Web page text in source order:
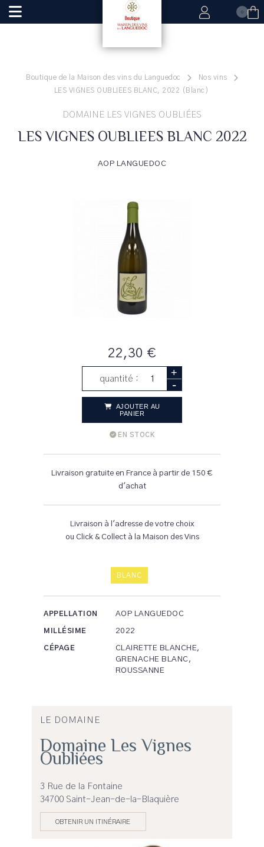
0
Boutique de la Maison des vins du Languedoc
Nos vins
LES VIGNES OUBLIEES BLANC, 2022 (Blanc)
DOMAINE LES VIGNES OUBLIÉES
LES VIGNES OUBLIEES BLANC 2022
AOP LANGUEDOC
22,30 €
quantité : +
-
AJOUTER AU
PANIER
EN STOCK
Livraison gratuite en France à partir de 150 €
d'achat
Livraison à l'adresse de votre choix
ou Click & Collect à la Maison des Vins
BLANC
APPELLATION AOP LANGUEDOC
MILLÉSIME 2022
CÉPAGE
CLAIRETTE BLANCHE,
GRENACHE BLANC,
ROUSSANNE
LE DOMAINE
Domaine Les Vignes
Oubliées
3 Rue de la Fontaine
34700 Saint-Jean-de-la-Blaquière
OBTENIR UN ITINÉRAIRE